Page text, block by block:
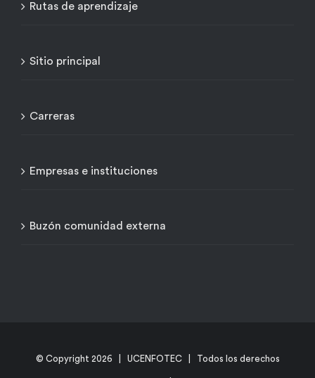
Rutas de aprendizaje
Sitio principal
Carreras
Empresas e instituciones
Buzón comunidad externa
© Copyright 2026 | UCENFOTEC | Todos los derechos